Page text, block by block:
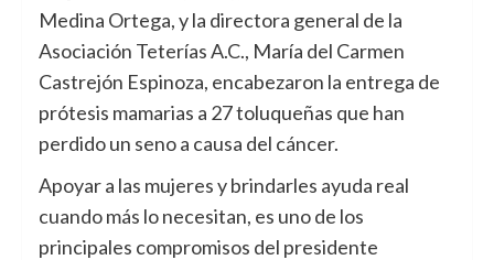
Medina Ortega, y la directora general de la
Asociación Teterías A.C., María del Carmen
Castrejón Espinoza, encabezaron la entrega de
prótesis mamarias a 27 toluqueñas que han
perdido un seno a causa del cáncer.
Apoyar a las mujeres y brindarles ayuda real
cuando más lo necesitan, es uno de los
principales compromisos del presidente